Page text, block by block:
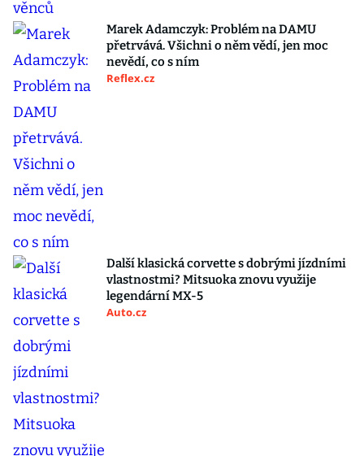
Marek Adamczyk: Problém na DAMU
přetrvává. Všichni o něm vědí, jen moc
nevědí, co s ním
Reflex.cz
Další klasická corvette s dobrými jízdními
vlastnostmi? Mitsuoka znovu využije
legendární MX-5
Auto.cz